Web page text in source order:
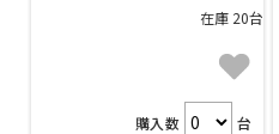
在庫 20台
購入数 台